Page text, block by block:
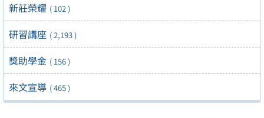
新莊榮耀 ( 102 )
研習講座 ( 2,193 )
獎助學金 ( 156 )
來文宣導 ( 465 )